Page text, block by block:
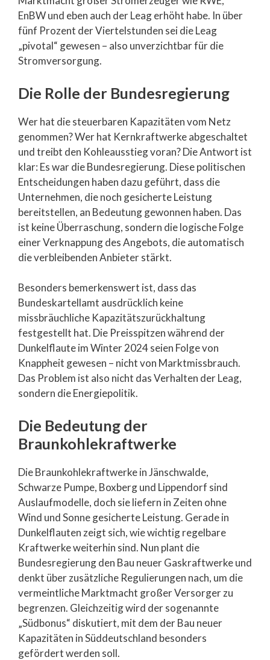
EnBW und eben auch der Leag erhöht habe. In über
fünf Prozent der Viertelstunden sei die Leag
„pivotal“ gewesen – also unverzichtbar für die
Stromversorgung.
Die Rolle der Bundesregierung
Wer hat die steuerbaren Kapazitäten vom Netz
genommen? Wer hat Kernkraftwerke abgeschaltet
und treibt den Kohleausstieg voran? Die Antwort ist
klar: Es war die Bundesregierung. Diese politischen
Entscheidungen haben dazu geführt, dass die
Unternehmen, die noch gesicherte Leistung
bereitstellen, an Bedeutung gewonnen haben. Das
ist keine Überraschung, sondern die logische Folge
einer Verknappung des Angebots, die automatisch
die verbleibenden Anbieter stärkt.
Besonders bemerkenswert ist, dass das
Bundeskartellamt ausdrücklich keine
missbräuchliche Kapazitätszurückhaltung
festgestellt hat. Die Preisspitzen während der
Dunkelflaute im Winter 2024 seien Folge von
Knappheit gewesen – nicht von Marktmissbrauch.
Das Problem ist also nicht das Verhalten der Leag,
sondern die Energiepolitik.
Die Bedeutung der
Braunkohlekraftwerke
Die Braunkohlekraftwerke in Jänschwalde,
Schwarze Pumpe, Boxberg und Lippendorf sind
Auslaufmodelle, doch sie liefern in Zeiten ohne
Wind und Sonne gesicherte Leistung. Gerade in
Dunkelflauten zeigt sich, wie wichtig regelbare
Kraftwerke weiterhin sind. Nun plant die
Bundesregierung den Bau neuer Gaskraftwerke und
denkt über zusätzliche Regulierungen nach, um die
vermeintliche Marktmacht großer Versorger zu
begrenzen. Gleichzeitig wird der sogenannte
„Südbonus“ diskutiert, mit dem der Bau neuer
Kapazitäten in Süddeutschland besonders
gefördert werden soll.